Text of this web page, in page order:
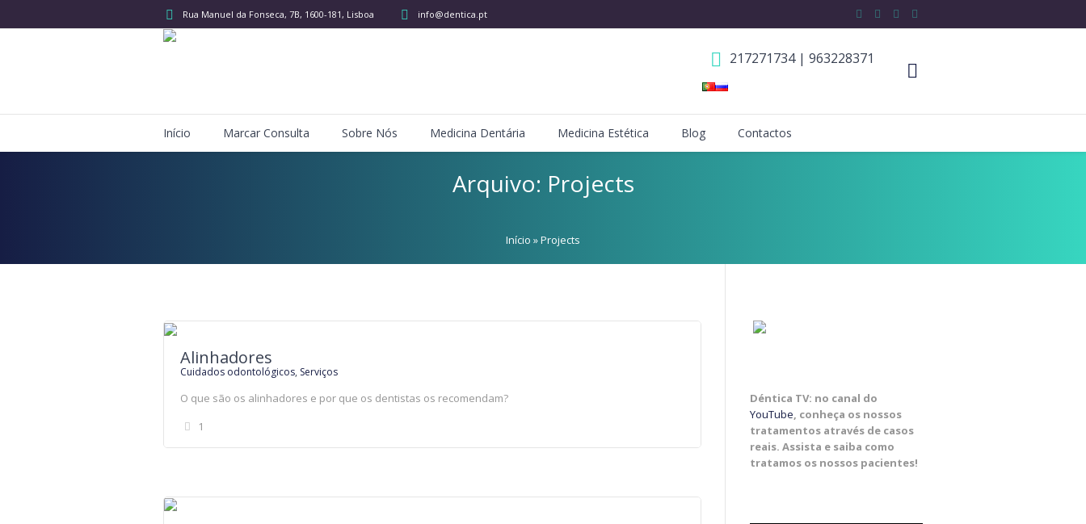
Rua Manuel da Fonseca, 7B, 1600-181, Lisboa info@dentica.pt
217271734 | 963228371
Início Marcar Consulta Sobre Nós Medicina Dentária Medicina Estética Blog Contactos
Arquivo: Projects
Início »Projects
Alinhadores
Cuidados odontológicos, Serviços
O que são os alinhadores e por que os dentistas os recomendam?
1
Déntica TV: no canal do
YouTube, conheça os nossos
tratamentos através de casos
reais. Assista e saiba como
tratamos os nossos pacientes!